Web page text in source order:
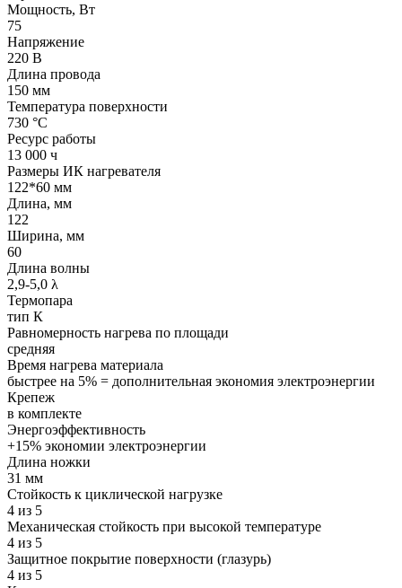
Мощность, Вт
75
Напряжение
220 В
Длина провода
150 мм
Температура поверхности
730 °С
Ресурс работы
13 000 ч
Размеры ИК нагревателя
122*60 мм
Длина, мм
122
Ширина, мм
60
Длина волны
2,9-5,0 λ
Термопара
тип К
Равномерность нагрева по площади
средняя
Время нагрева материала
быстрее на 5% = дополнительная экономия электроэнергии
Крепеж
в комплекте
Энергоэффективность
+15% экономии электроэнергии
Длина ножки
31 мм
Стойкость к циклической нагрузке
4 из 5
Механическая стойкость при высокой температуре
4 из 5
Защитное покрытие поверхности (глазурь)
4 из 5